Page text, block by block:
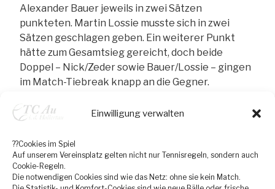
Einwilligung verwalten
??Cookies im Spiel
Auf unserem Vereinsplatz gelten nicht nur Tennisregeln, sondern auch
Cookie-Regeln.
Die notwendigen Cookies sind wie das Netz: ohne sie kein Match.
Alexander Bauer jeweils in zwei Sätzen
punkteten. Martin Lossie musste sich in zwei
Sätzen geschlagen geben. Ein weiterer Punkt
hätte zum Gesamtsieg gereicht, doch beide
Doppel – Nick/Zeder sowie Bauer/Lossie – gingen
im Match-Tiebreak knapp an die Gegner.
In der zweiten Begegnung gegen die SpVgg
Erfolg. Die Einzel von Holger Nick, Kai Michaelsen,
Marcel Zeder und Stephan Forster gingen jeweils
klar in zwei Sätzen an die Auer. Auch in den
Doppeln ließen Nick/Alexander Just sowie